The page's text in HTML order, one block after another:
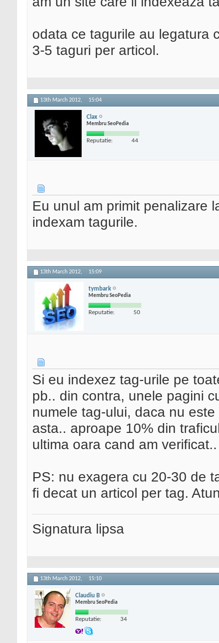
odata ce tagurile au legatura
3-5 taguri per articol.
13th March 2012, 15:04
Clax
Membru SeoPedia
Reputatie: 44
Eu unul am primit penalizare
indexam tagurile.
13th March 2012, 15:09
tymbark
Membru SeoPedia
Reputatie: 50
Si eu indexez tag-urile pe
pb.. din contra, unele pagini
numele tag-ului, daca nu
asta.. aproape 10% din
ultima oara cand am
PS: nu exagera cu 20-30 de
fi decat un articol per tag.
Signatura lipsa
13th March 2012, 15:10
Claudiu B
Membru SeoPedia
Reputatie: 34